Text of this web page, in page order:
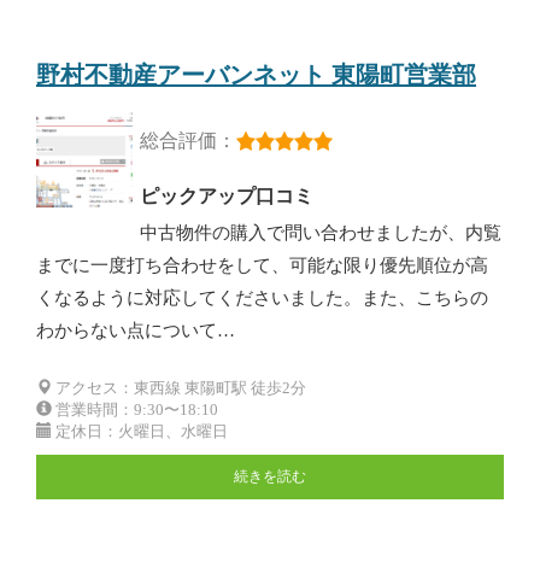
野村不動産アーバンネット 東陽町営業部
総合評価：
ピックアップ口コミ
中古物件の購入で問い合わせましたが、内覧
までに一度打ち合わせをして、可能な限り優先順位が高
くなるように対応してくださいました。また、こちらの
わからない点について…
アクセス：東西線 東陽町駅 徒歩2分
営業時間：9:30〜18:10
定休日：火曜日、水曜日
続きを読む